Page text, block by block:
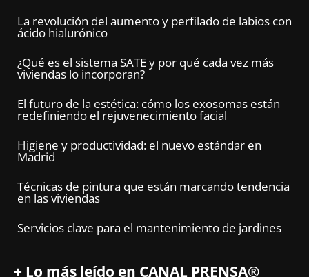
La revolución del aumento y perfilado de labios con
ácido hialurónico
¿Qué es el sistema SATE y por qué cada vez más
viviendas lo incorporan?
El futuro de la estética: cómo los exosomas están
redefiniendo el rejuvenecimiento facial
Higiene y productividad: el nuevo estándar en
Madrid
Técnicas de pintura que están marcando tendencia
en las viviendas
Servicios clave para el mantenimiento de jardines
+ Lo más leído en CANAL PRENSA®